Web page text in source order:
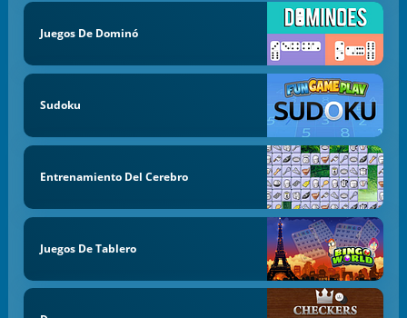
Juegos De Dominó
Sudoku
Entrenamiento Del Cerebro
Juegos De Tablero